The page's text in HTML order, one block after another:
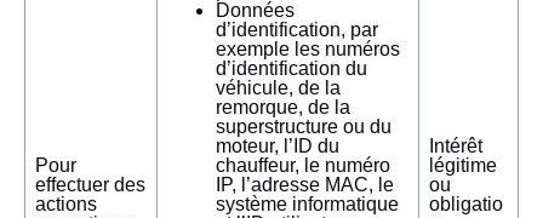
Pour
effectuer des
actions
Données
d’identification, par
exemple les numéros
d’identification du
véhicule, de la
remorque, de la
superstructure ou du
moteur, l’ID du
chauffeur, le numéro
IP, l’adresse MAC, le
système informatique
Intérêt
légitime
ou
obligatio